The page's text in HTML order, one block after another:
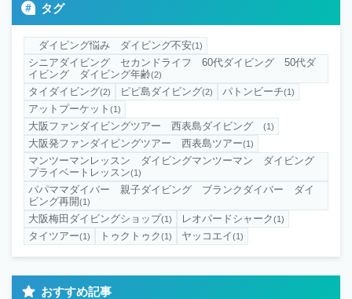
タグ
ダイビング悩み ダイビング不安(1)
シニアダイビング セカンドライフ 60代ダイビング 50代ダ
イビング ダイビング年齢(2)
タイダイビング(2) ピピ島ダイビング(2) パトンビーチ(1)
アットプーケット (1)
大阪ファンダイビングツアー 西表島ダイビング (1)
大阪発ファンダイビングツアー 西表島ツアー(1)
マンツーマンレッスン ダイビングマンツーマン ダイビング
プライベートレッスン(1)
パパママダイバー 親子ダイビング ブランクダイバー ダイ
ビング再開(1)
大阪梅田ダイビングショップ(1) レオパードシャーク(1)
タイツアー(1) トゥクトゥク(1) ヤッコエイ(1)
おすすめ記事